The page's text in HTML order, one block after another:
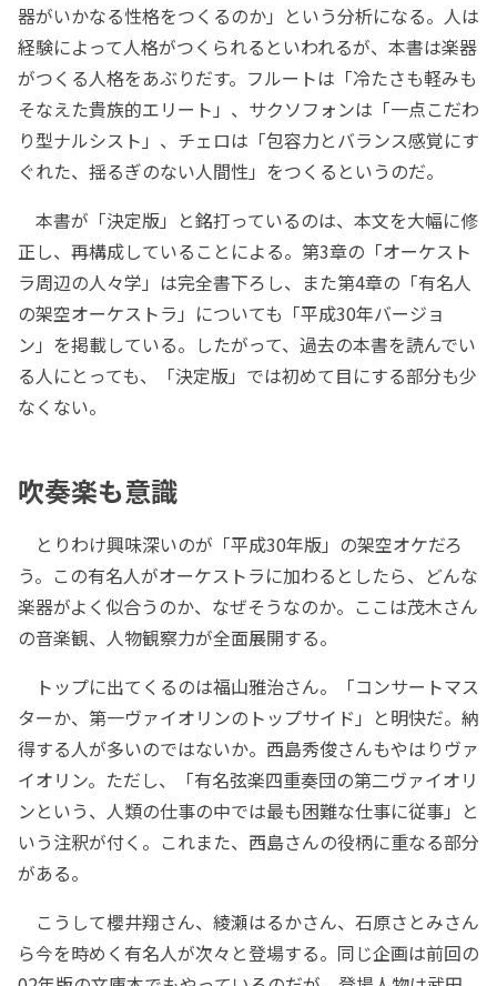
器がいかなる性格をつくるのか」という分析になる。人は
経験によって人格がつくられるといわれるが、本書は楽器
がつくる人格をあぶりだす。フルートは「冷たさも軽みも
そなえた貴族的エリート」、サクソフォンは「一点こだわ
り型ナルシスト」、チェロは「包容力とバランス感覚にす
ぐれた、揺るぎのない人間性」をつくるというのだ。
本書が「決定版」と銘打っているのは、本文を大幅に修
正し、再構成していることによる。第3章の「オーケスト
ラ周辺の人々学」は完全書下ろし、また第4章の「有名人
の架空オーケストラ」についても「平成30年バージョ
ン」を掲載している。したがって、過去の本書を読んでい
る人にとっても、「決定版」では初めて目にする部分も少
なくない。
吹奏楽も意識
とりわけ興味深いのが「平成30年版」の架空オケだろ
う。この有名人がオーケストラに加わるとしたら、どんな
楽器がよく似合うのか、なぜそうなのか。ここは茂木さん
の音楽観、人物観察力が全面展開する。
トップに出てくるのは福山雅治さん。「コンサートマス
ターか、第一ヴァイオリンのトップサイド」と明快だ。納
得する人が多いのではないか。西島秀俊さんもやはりヴァ
イオリン。ただし、「有名弦楽四重奏団の第二ヴァイオリ
ンという、人類の仕事の中では最も困難な仕事に従事」と
いう注釈が付く。これまた、西島さんの役柄に重なる部分
がある。
こうして櫻井翔さん、綾瀬はるかさん、石原さとみさん
ら今を時めく有名人が次々と登場する。同じ企画は前回の